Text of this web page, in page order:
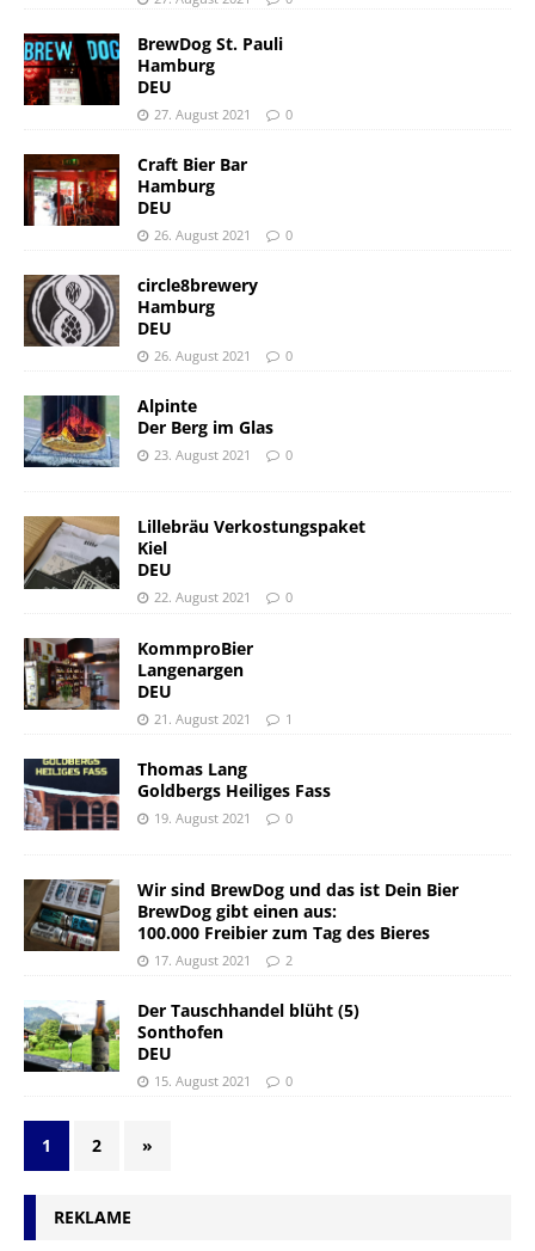
BrewDog St. Pauli
Hamburg
DEU
27. August 2021 0
Craft Bier Bar
Hamburg
DEU
26. August 2021 0
circle8brewery
Hamburg
DEU
26. August 2021 0
Alpinte
Der Berg im Glas
23. August 2021 0
Lillebräu Verkostungspaket
Kiel
DEU
22. August 2021 0
KommproBier
Langenargen
DEU
21. August 2021 1
Thomas Lang
Goldbergs Heiliges Fass
19. August 2021 0
Wir sind BrewDog und das ist Dein Bier
BrewDog gibt einen aus:
100.000 Freibier zum Tag des Bieres
17. August 2021 2
Der Tauschhandel blüht (5)
Sonthofen
DEU
15. August 2021 0
1 2 »
REKLAME